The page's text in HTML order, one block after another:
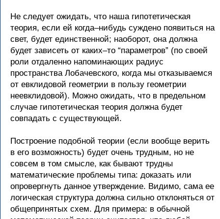
Не следует ожидать, что наша гипотетическая
теория, если ей когда–нибудь суждено появиться на
свет, будет единственной; наоборот, она должна
будет зависеть от каких–то “параметров” (по своей
роли отдаленно напоминающих радиус
пространства Лобачевского, когда мы отказываемся
от евклидовой геометрии в пользу геометрии
неевклидовой). Можно ожидать, что в предельном
случае гипотетическая теория должна будет
совпадать с существующей.
Построение подобной теории (если вообще верить
в его возможность) будет очень трудным, но не
совсем в том смысле, как бывают трудны
математические проблемы типа: доказать или
опровергнуть данное утверждение. Видимо, сама ее
логическая структура должна сильно отклоняться от
общепринятых схем. Для примера: в обычной